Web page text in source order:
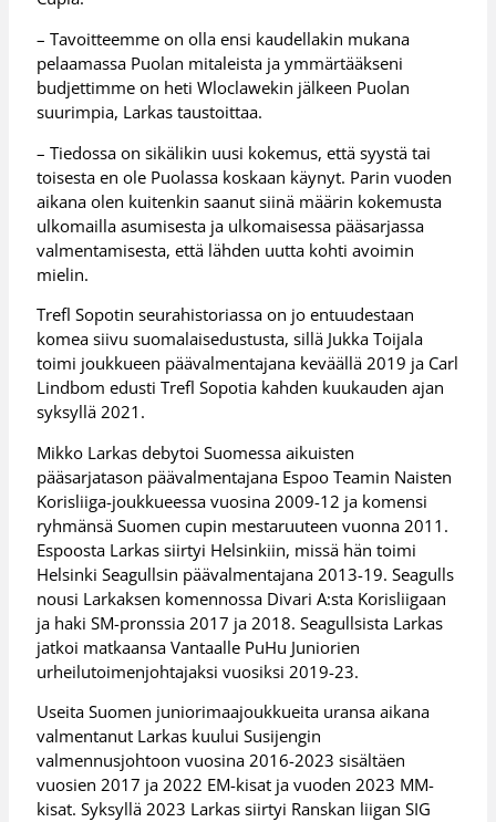
– Tavoitteemme on olla ensi kaudellakin mukana
pelaamassa Puolan mitaleista ja ymmärtääkseni
budjettimme on heti Wloclawekin jälkeen Puolan
suurimpia, Larkas taustoittaa.
– Tiedossa on sikälikin uusi kokemus, että syystä tai
toisesta en ole Puolassa koskaan käynyt. Parin vuoden
aikana olen kuitenkin saanut siinä määrin kokemusta
ulkomailla asumisesta ja ulkomaisessa pääsarjassa
valmentamisesta, että lähden uutta kohti avoimin
mielin.
Trefl Sopotin seurahistoriassa on jo entuudestaan
komea siivu suomalaisedustusta, sillä Jukka Toijala
toimi joukkueen päävalmentajana keväällä 2019 ja Carl
Lindbom edusti Trefl Sopotia kahden kuukauden ajan
syksyllä 2021.
Mikko Larkas debytoi Suomessa aikuisten
pääsarjatason päävalmentajana Espoo Teamin Naisten
Korisliiga-joukkueessa vuosina 2009-12 ja komensi
ryhmänsä Suomen cupin mestaruuteen vuonna 2011.
Espoosta Larkas siirtyi Helsinkiin, missä hän toimi
Helsinki Seagullsin päävalmentajana 2013-19. Seagulls
nousi Larkaksen komennossa Divari A:sta Korisliigaan
ja haki SM-pronssia 2017 ja 2018. Seagullsista Larkas
jatkoi matkaansa Vantaalle PuHu Juniorien
urheilutoimenjohtajaksi vuosiksi 2019-23.
Useita Suomen juniorimaajoukkueita uransa aikana
valmentanut Larkas kuului Susijengin
valmennusjohtoon vuosina 2016-2023 sisältäen
vuosien 2017 ja 2022 EM-kisat ja vuoden 2023 MM-
kisat. Syksyllä 2023 Larkas siirtyi Ranskan liigan SIG